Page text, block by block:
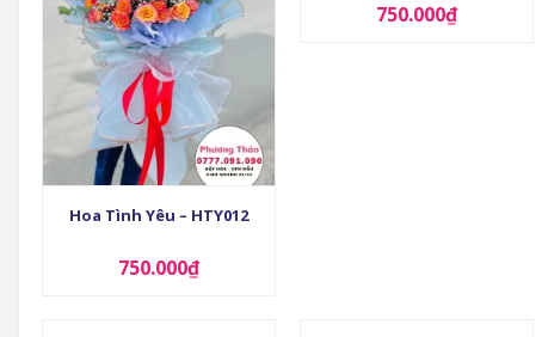
Hoa Tình Yêu – HTY012
750.000₫
750.000₫